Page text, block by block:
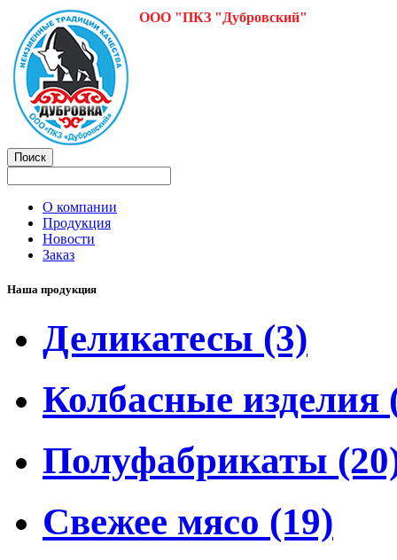
ООО "ПКЗ "Дубровский"
О компании
Продукция
Новости
Заказ
Наша продукция
Деликатесы (3)
Колбасные изделия
Полуфабрикаты
Свежее мясо (19)